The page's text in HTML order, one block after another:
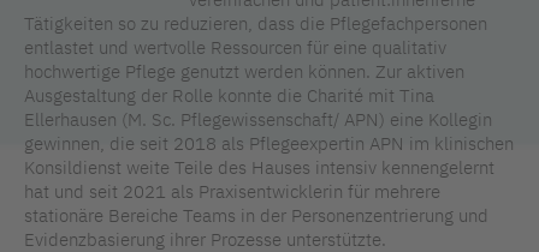
Tätigkeiten so zu reduzieren, dass die Pflegefachpersonen
entlastet und wertvolle Ressourcen für eine qualitativ
hochwertige Pflege genutzt werden können. Zur aktiven
Ausgestaltung der Rolle konnte die Charité mit Tina
Ellerhausen (M. Sc. Pflegewissenschaft/ APN) eine Kollegin
gewinnen, die seit 2018 als Pflegeexpertin APN im klinischen
Konsildienst weite Teile des Hauses intensiv kennengelernt
hat und seit 2021 als Praxisentwicklerin für mehrere
stationäre Bereiche Teams in der Personenzentrierung und
Evidenzbasierung ihrer Prozesse unterstützte.